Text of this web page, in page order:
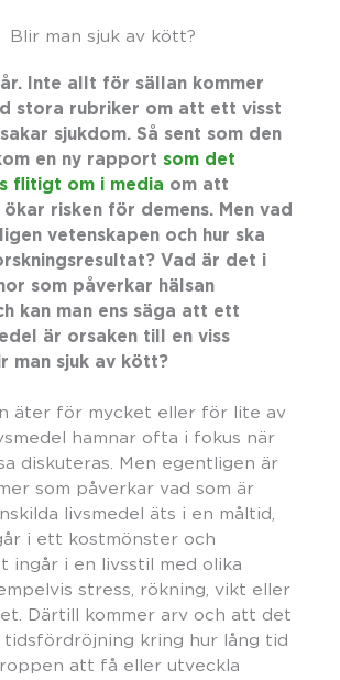
Inte allt för sällan kommer
stora rubriker om att ett visst
sjukdom. Så sent som den
en ny rapport som det
flitigt om i media om att
risken för demens. Men vad
vetenskapen och hur ska
Vad är det i
som påverkar hälsan
kan man ens säga att ett
är orsaken till en viss
man sjuk av kött?
äter för mycket eller för lite av
hamnar ofta i fokus när
diskuteras. Men egentligen är
som påverkar vad som är
livsmedel äts i en måltid,
i ett kostmönster och
ingår i en livsstil med olika
stress, rökning, vikt eller
Därtill kommer arv och att det
tidsfördröjning kring hur lång tid
att få eller utveckla